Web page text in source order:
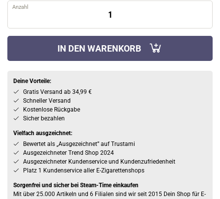
Anzahl
IN DEN WARENKORB
Deine Vorteile:
Gratis Versand ab 34,99 €
Schneller Versand
Kostenlose Rückgabe
Sicher bezahlen
Vielfach ausgzeichnet:
Bewertet als „Ausgezeichnet” auf Trustami
Ausgezeichneter Trend Shop 2024
Ausgezeichneter Kundenservice und Kundenzufriedenheit
Platz 1 Kundenservice aller E-Zigarettenshops
Sorgenfrei und sicher bei Steam-Time einkaufen
Mit über 25.000 Artikeln und 6 Filialen sind wir seit 2015 Dein Shop für E-